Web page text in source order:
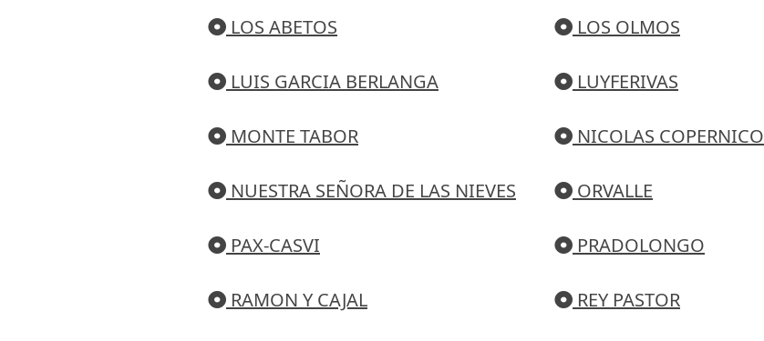
LOS ABETOS LOS OLMOS
LUIS GARCIA BERLANGA LUYFERIVAS
MONTE TABOR NICOLAS COPERNICO
NUESTRA SEÑORA DE LAS NIEVES ORVALLE
PAX-CASVI PRADOLONGO
RAMON Y CAJAL REY PASTOR